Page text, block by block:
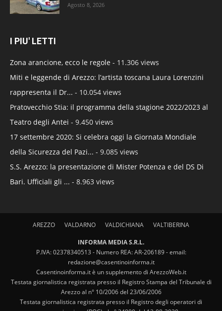
Agosto 8, 2026
I PIU' LETTI
Zona arancione, ecco le regole - 11.306 views
Miti e leggende di Arezzo: l’artista toscana Laura Lorenzini
rappresenta il Dr... - 10.054 views
Pratovecchio Stia: il programma della stagione 2022/2023 al
Teatro degli Antei - 9.450 views
17 settembre 2020: Si celebra oggi la Giornata Mondiale
della Sicurezza del Pazi... - 9.085 views
S.S. Arezzo: la presentazione di Mister Potenza e del DS Di
Bari. Ufficiali gli ... - 8.963 views
AREZZO VALDARNO VALDICHIANA VALTIBERINA
INFORMA MEDIA S.R.L.
P.IVA: 02378340513 - Numero REA: AR-206189 - email:
redazione@casentinoinforma.it
Casentinoinforma.it è un supplemento di ArezzoWeb.it
Testata giornalistica registrata presso il Registro Stampa del Tribunale di
Arezzo al n° 10/2006 del 23/06/2006
Testata giornalistica registrata presso il Registro degli operatori di